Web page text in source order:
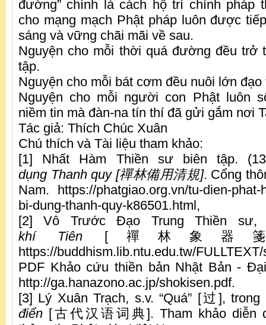
đường” chính là cách hộ trì chính pháp
cho mạng mạch Phật pháp luôn được
sáng và vững chãi mãi về sau.
Nguyện cho mỗi thời quá đường đều trở
tập.
Nguyện cho mỗi bát cơm đều nuôi lớn đạo
Nguyện cho mỗi người con Phật luôn
niềm tin mà đàn-na tín thí đã gửi gắm nơi
Tác giả: Thích Chúc Xuân
Chú thích và Tài liệu tham khảo:
[1] Nhất Hàm Thiền sư biên tập.
dụng Thanh quy [禪林備用清規]. Cổng
Nam. https://phatgiao.org.vn/tu-dien-phat-
bi-dung-thanh-quy-k86501.html,
[2] Vô Trước Đạo Trung Thiền
khí Tiên [禪林象器箋],
https://buddhism.lib.ntu.edu.tw/
PDF Khảo cứu thiền bản Nhật Bản -
http://ga.hanazono.ac.jp/shokisen.pdf.
[3] Lý Xuân Trạch, s.v. “Quá” [过], trong
điển [古代汉语词典]. Tham khảo diễn